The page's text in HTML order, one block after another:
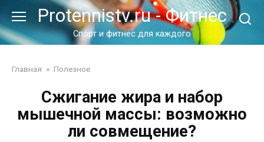
контенту
Protennistv.ru - Фитнес
Спорт и фитнес для каждого
Главная » Полезное
Сжигание жира и набор
мышечной массы: возможно
ли совмещение?